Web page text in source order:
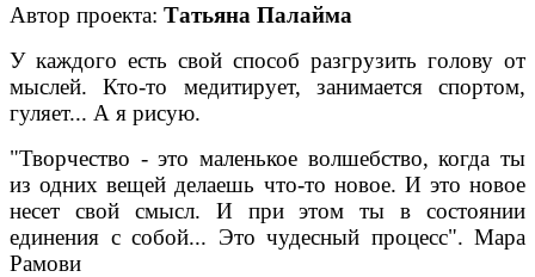
Автор проекта: Татьяна Палайма
У каждого есть свой способ разгрузить голову от
мыслей. Кто-то медитирует, занимается спортом,
гуляет... А я рисую.
"Творчество - это маленькое волшебство, когда ты
из одних вещей делаешь что-то новое. И это новое
несет свой смысл. И при этом ты в состоянии
единения с собой... Это чудесный процесс". Мара
Рамови